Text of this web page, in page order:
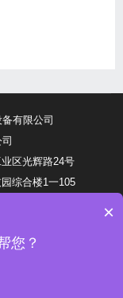
有限公司
区光辉路24号
综合楼1一105
27601380
×
您？